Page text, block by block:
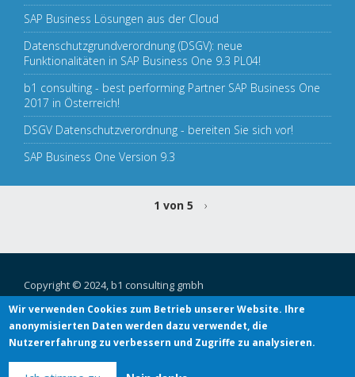
SAP Business Lösungen aus der Cloud
Datenschutzgrundverordnung (DSGV): neue
Funktionalitäten in SAP Business One 9.3 PL04!
b1 consulting - best performing Partner SAP Business One
2017 in Österreich!
DSGV Datenschutzverordnung - bereiten Sie sich vor!
SAP Business One Version 9.3
1 von 5 ›
Copyright © 2024, b1 consulting gmbh
Wir verwenden Cookies zum Betrieb unserer Website. Ihre
anonymisierten Daten werden dazu verwendet, die
Nutzererfahrung zu verbessern und Zugriffe zu analysieren.